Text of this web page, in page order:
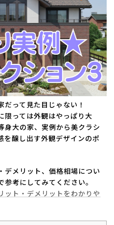
って見た目じゃない！
限っては外観はやっぱり大
身大の家、実例から美クラシ
を醸し出す外観デザインのポ
デメリット、価格相場につい
考にしてみてください。
ット・デメリットをわかりや